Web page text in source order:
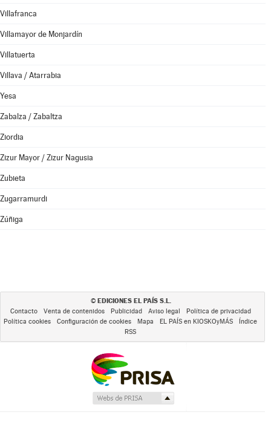
Villafranca
Villamayor de Monjardín
Villatuerta
Villava / Atarrabia
Yesa
Zabalza / Zabaltza
Ziordia
Zizur Mayor / Zizur Nagusia
Zubieta
Zugarramurdi
Zúñiga
© EDICIONES EL PAÍS S.L.
Contacto Venta de contenidos Publicidad Aviso legal
Política de privacidad
Política cookies
Configuración de cookies Mapa EL PAÍS en KIOSKOyMÁS
Índice
RSS